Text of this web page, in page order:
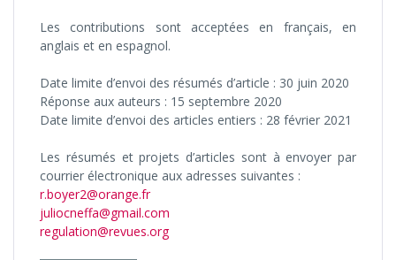
Les contributions sont acceptées en français, en
anglais et en espagnol.
Date limite d’envoi des résumés d’article : 30 juin 2020
Réponse aux auteurs : 15 septembre 2020
Date limite d’envoi des articles entiers : 28 février 2021
Les résumés et projets d’articles sont à envoyer par
courrier électronique aux adresses suivantes :
r.boyer2@orange.fr
juliocneffa@gmail.com
regulation@revues.org